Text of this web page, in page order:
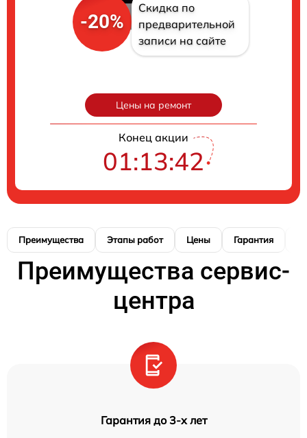
-20%
Скидка по
предварительной
записи на сайте
Цены на ремонт
Конец акции
01:13:41
Преимущества Этапы работ Цены Гарантия
Преимущества сервис-
центра
Гарантия до 3-х лет